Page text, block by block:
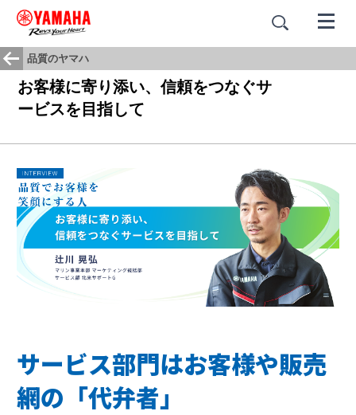
品質のヤマハ
お客様に寄り添い、信頼をつなぐサ
ービスを目指して
サービス部門はお客様や販売
網の「代弁者」